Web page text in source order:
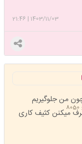
1403/11/03
|
21:46
من جلوگیریم
میکنن کثیف کاری